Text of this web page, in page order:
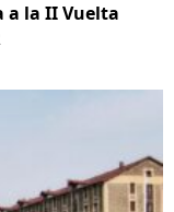
a la II Vuelta